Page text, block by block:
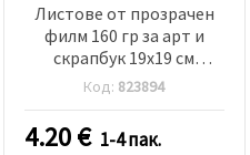
Листове от прозрачен
филм 160 гр за арт и
скрапбук 19x19 см
едностранни 12 дизайна
x 1 лист Винтидж стил -
Postcards
Код: 823894
4.20€ 1-4 пак.